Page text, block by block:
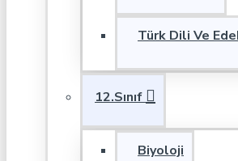
Türk Dili Ve
12.Sınıf
Biyoloji